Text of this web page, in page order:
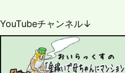
YouTubeチャンネル↓